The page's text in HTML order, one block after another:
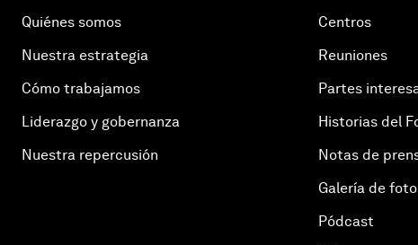
Quiénes somos
Nuestra estrategia
Cómo trabajamos
Liderazgo y gobernanza
Nuestra repercusión
Centros
Reuniones
Partes
Historias del
Notas de
Galería de
Pódcast